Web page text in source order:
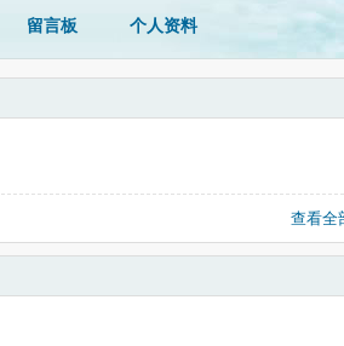
留言板 个人资料
查看全